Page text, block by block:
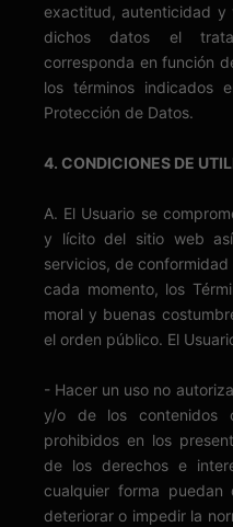
exactitud, autenticidad y
dichos datos el
corresponda en función
los términos indicados
Protección de Datos.
4. CONDICIONES DE
A. El Usuario se
y lícito del sitio web
servicios, de
cada momento, los
moral y buenas
el orden público. El
- Hacer un uso no
y/o de los contenidos
prohibidos en los
de los derechos e
cualquier forma puedan
deteriorar o impedir la